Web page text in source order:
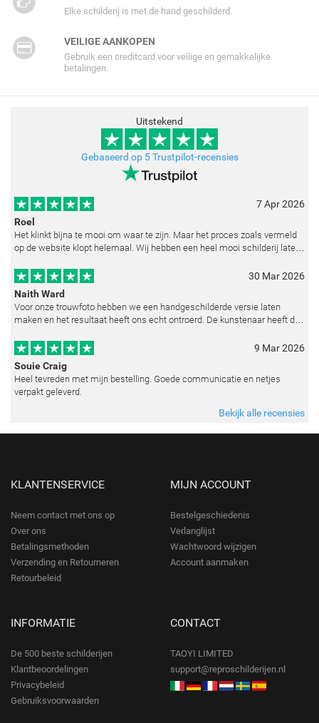
Elke schilderij is met de hand geschilderd.
VEILIGE AANKOPEN
Gebruik een creditcard voor veilige en gemakkelijke
betalingen.
Uitstekend
Gebaseerd op 5 Trustpilot-recensies
7 Apr 2026
Roel
Het klinkt bijna te mooi om waar te zijn. Maar het proces zoals vermeld
op de website klopt helemaal. Wij hebben een heel mooi schilderij laten
30 Mar 2026
Naith Ward
Voor onze trouwfoto hebben we een handgeschilderde versie laten
maken en het resultaat heeft ons echt ontroerd. De kunstenaar heeft de
9 Mar 2026
Souie Craig
Heel tevreden met mijn bestelling. Goede communicatie en netjes
verpakt geleverd.
Bekijk alle recensies
KLANTENSERVICE
Neem contact met ons op
Over ons
Betalingsmethoden
Verzending en Retourneren
Retourbeleid
MIJN ACCOUNT
Bestelgeschiedenis
Verlanglijst
Wachtwoord wijzigen
Account aanmaken
INFORMATIE
De 500 beste schilderijen
Klantbeoordelingen
Privacybeleid
Gebruiksvoorwaarden
CONTACT
TAOYI LIMITED
support@reproschilderijen.nl